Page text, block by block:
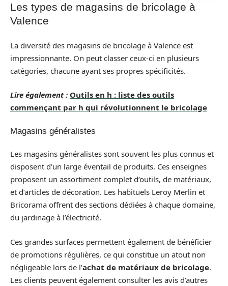
Les types de magasins de bricolage à
Valence
La diversité des magasins de bricolage à Valence est
impressionnante. On peut classer ceux-ci en plusieurs
catégories, chacune ayant ses propres spécificités.
Lire également : Outils en h : liste des outils
commençant par h qui révolutionnent le bricolage
Magasins généralistes
Les magasins généralistes sont souvent les plus connus et
disposent d’un large éventail de produits. Ces enseignes
proposent un assortiment complet d’outils, de matériaux,
et d’articles de décoration. Les habituels Leroy Merlin et
Bricorama offrent des sections dédiées à chaque domaine,
du jardinage à l’électricité.
Ces grandes surfaces permettent également de bénéficier
de promotions régulières, ce qui constitue un atout non
négligeable lors de l’achat de matériaux de bricolage.
Les clients peuvent également consulter les avis d’autres